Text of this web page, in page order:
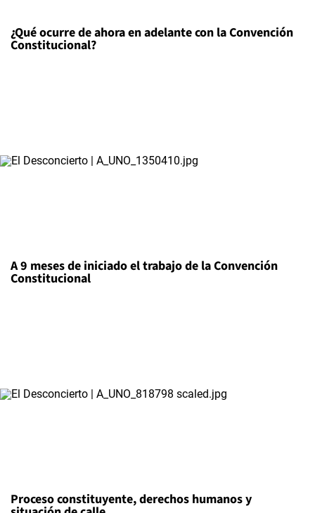
¿Qué ocurre de ahora en adelante con la Convención
Constitucional?
A 9 meses de iniciado el trabajo de la Convención
Constitucional
Proceso constituyente, derechos humanos y